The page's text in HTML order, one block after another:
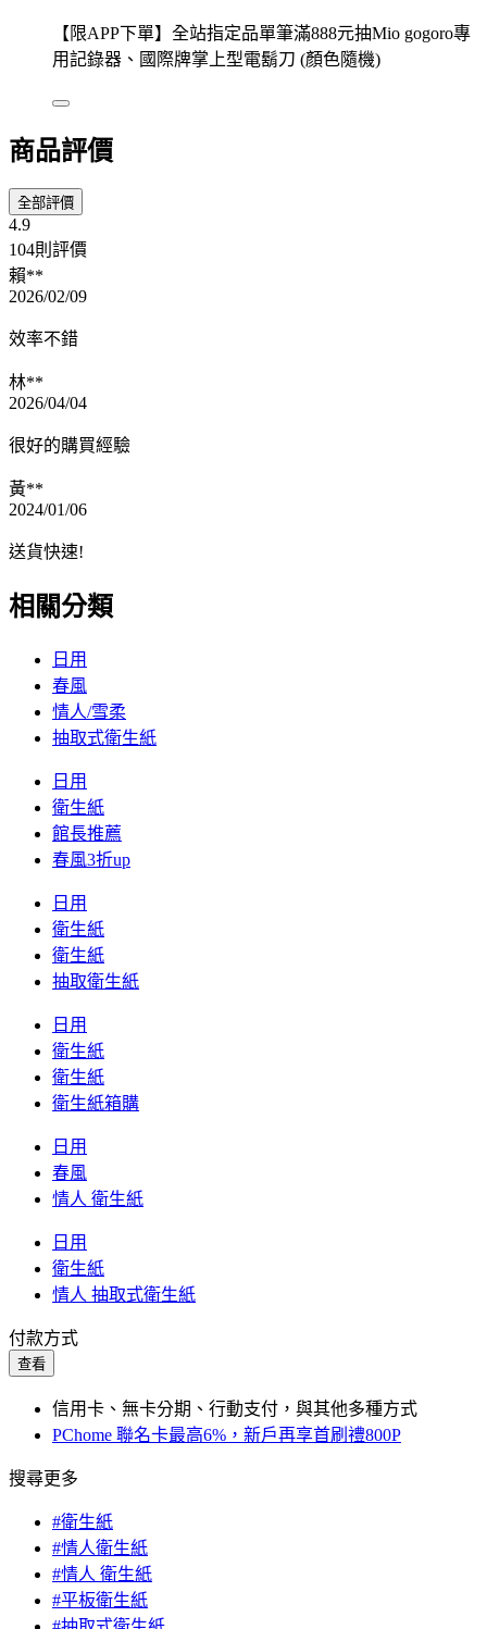
【限APP下單】全站指定品單筆滿888元抽Mio gogoro專
用記錄器、國際牌掌上型電鬍刀 (顏色隨機)
商品評價
全部評價
4.9
104則評價
賴**
2026/02/09
效率不錯
林**
2026/04/04
很好的購買經驗
黃**
2024/01/06
送貨快速!
相關分類
日用
春風
情人/雪柔
抽取式衛生紙
日用
衛生紙
館長推薦
春風3折up
日用
衛生紙
衛生紙
抽取衛生紙
日用
衛生紙
衛生紙
衛生紙箱購
日用
春風
情人 衛生紙
日用
衛生紙
情人 抽取式衛生紙
付款方式
查看
信用卡、無卡分期、行動支付，與其他多種方式
PChome 聯名卡最高6%，新戶再享首刷禮800P
搜尋更多
#衛生紙
#情人衛生紙
#情人 衛生紙
#平板衛生紙